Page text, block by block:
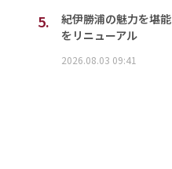
5.
紀伊勝浦の魅力を堪
をリニューアル
2026.08.03 09:41